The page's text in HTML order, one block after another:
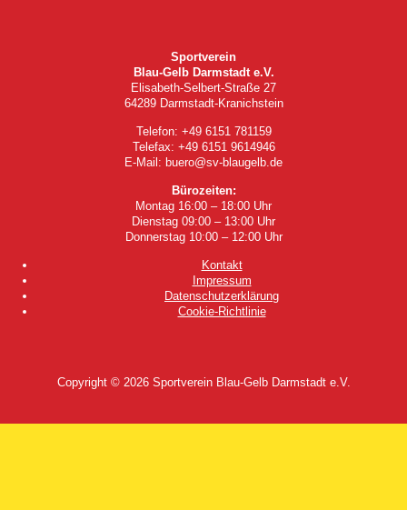
Sportverein
Blau-Gelb Darmstadt e.V.
Elisabeth-Selbert-Straße 27
64289 Darmstadt-Kranichstein
Telefon: +49 6151 781159
Telefax: +49 6151 9614946
E-Mail: buero@sv-blaugelb.de
Bürozeiten:
Montag 16:00 – 18:00 Uhr
Dienstag 09:00 – 13:00 Uhr
Donnerstag 10:00 – 12:00 Uhr
Kontakt
Impressum
Datenschutzerklärung
Cookie-Richtlinie
Copyright © 2026 Sportverein Blau-Gelb Darmstadt e.V.